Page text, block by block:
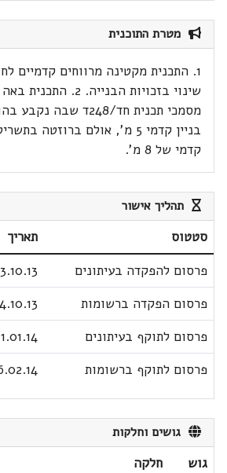
מטרת התוכנית
1. התכנית מקטינה מרווחים קדמיים
שינוי בזכויות הבנייה.
מסמכי תכנית חד/248ד
בניין קדמי 5 מ', אולם ברוזטה
קדמי של 8 מ'.
תהליך אישור
סטטוס תאריך
פרסום להפקדה בעיתונים
פרסום הפקדה ברשומות
פרסום לתוקף בעיתונים
פרסום לתוקף ברשומות
גושים וחלקות
גוש
חלקה